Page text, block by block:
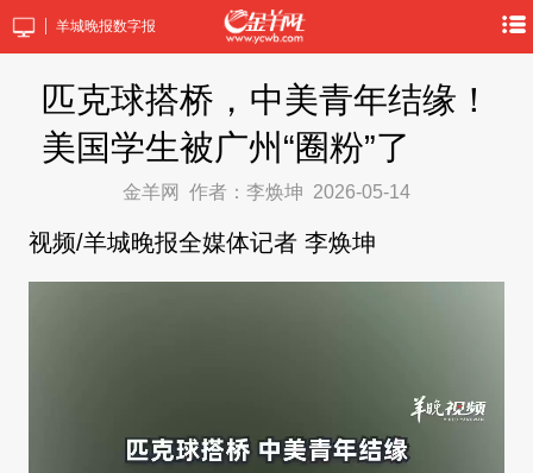
羊城晚报数字报
匹克球搭桥，中美青年结缘！
美国学生被广州“圈粉”了
金羊网 作者：李焕坤 2026-05-14
视频/羊城晚报全媒体记者 李焕坤